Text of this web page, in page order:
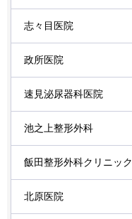
志々目医院
政所医院
速見泌尿器科医院
池之上整形外科
飯田整形外科クリニック
北原医院